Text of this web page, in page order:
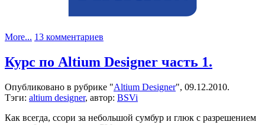
More... 13 комментариев
Курс
по
Designer
часть
Курс по Altium Designer часть 1.
Опубликовано в рубрике "Altium Designer", 09.12.2010.
Тэги: altium designer, автор: BSVi
Как всегда, ссори за небольшой сумбур и глюк с разрешением